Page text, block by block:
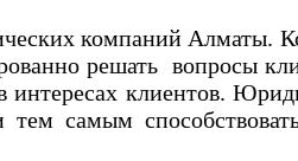
компаний Алматы.
решать вопросы
клиентов.
самым